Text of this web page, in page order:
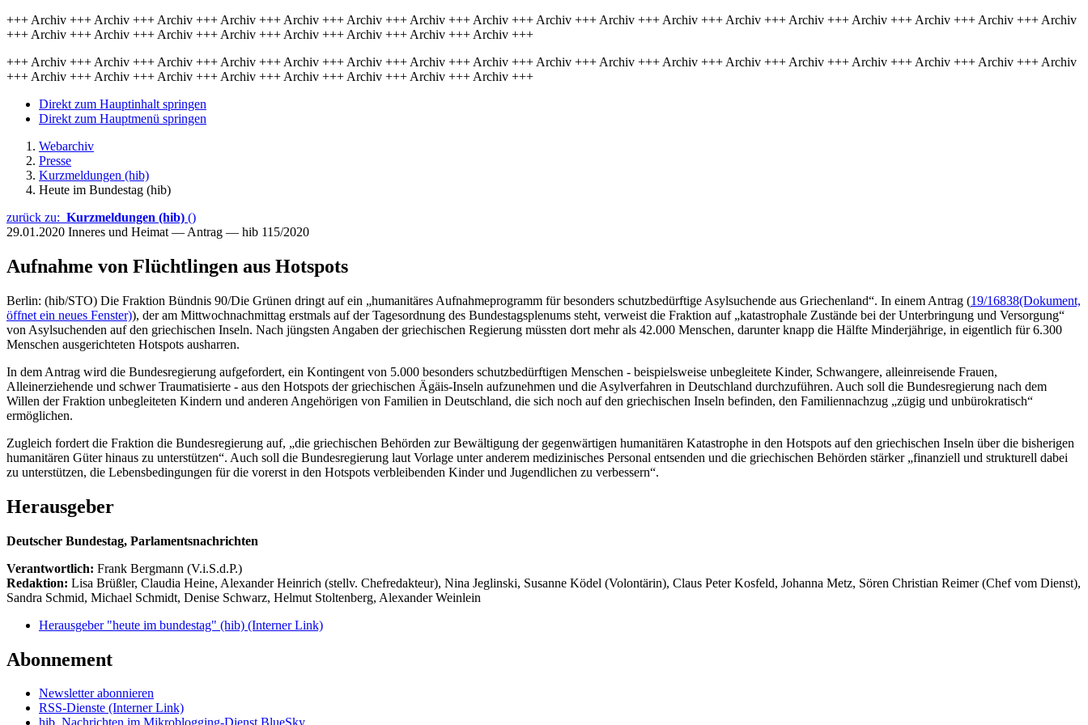
+++ Archiv +++ Archiv +++ Archiv +++ Archiv +++ Archiv +++ Archiv +++ Archiv +++ Archiv +++ Archiv +++ Archiv +++ Archiv +++ Archiv +++ Archiv +++ Archiv +++ Archiv +++ Archiv +++ Archiv
+++ Archiv +++ Archiv +++ Archiv +++ Archiv +++ Archiv +++ Archiv +++ Archiv +++ Archiv +++
+++ Archiv +++ Archiv +++ Archiv +++ Archiv +++ Archiv +++ Archiv +++ Archiv +++ Archiv +++ Archiv +++ Archiv +++ Archiv +++ Archiv +++ Archiv +++ Archiv +++ Archiv +++ Archiv +++ Archiv
+++ Archiv +++ Archiv +++ Archiv +++ Archiv +++ Archiv +++ Archiv +++ Archiv +++ Archiv +++
Direkt zum Hauptinhalt springen
Direkt zum Hauptmenü springen
Webarchiv
Presse
Kurzmeldungen (hib)
Heute im Bundestag (hib)
zurück zu: Kurzmeldungen (hib) ()
29.01.2020 Inneres und Heimat — Antrag — hib 115/2020
Aufnahme von Flüchtlingen aus Hotspots
Berlin: (hib/STO) Die Fraktion Bündnis 90/Die Grünen dringt auf ein „humanitäres Aufnahmeprogramm für besonders schutzbedürftige Asylsuchende aus Griechenland“. In einem Antrag (19/16838(Dokument,
öffnet ein neues Fenster)), der am Mittwochnachmittag erstmals auf der Tagesordnung des Bundestagsplenums steht, verweist die Fraktion auf „katastrophale Zustände bei der Unterbringung und Versorgung“
von Asylsuchenden auf den griechischen Inseln. Nach jüngsten Angaben der griechischen Regierung müssten dort mehr als 42.000 Menschen, darunter knapp die Hälfte Minderjährige, in eigentlich für 6.300
Menschen ausgerichteten Hotspots ausharren.
In dem Antrag wird die Bundesregierung aufgefordert, ein Kontingent von 5.000 besonders schutzbedürftigen Menschen - beispielsweise unbegleitete Kinder, Schwangere, alleinreisende Frauen,
Alleinerziehende und schwer Traumatisierte - aus den Hotspots der griechischen Ägäis-Inseln aufzunehmen und die Asylverfahren in Deutschland durchzuführen. Auch soll die Bundesregierung nach dem
Willen der Fraktion unbegleiteten Kindern und anderen Angehörigen von Familien in Deutschland, die sich noch auf den griechischen Inseln befinden, den Familiennachzug „zügig und unbürokratisch“
ermöglichen.
Zugleich fordert die Fraktion die Bundesregierung auf, „die griechischen Behörden zur Bewältigung der gegenwärtigen humanitären Katastrophe in den Hotspots auf den griechischen Inseln über die bisherigen
humanitären Güter hinaus zu unterstützen“. Auch soll die Bundesregierung laut Vorlage unter anderem medizinisches Personal entsenden und die griechischen Behörden stärker „finanziell und strukturell dabei
zu unterstützen, die Lebensbedingungen für die vorerst in den Hotspots verbleibenden Kinder und Jugendlichen zu verbessern“.
Herausgeber
Deutscher Bundestag, Parlamentsnachrichten
Verantwortlich: Frank Bergmann (V.i.S.d.P.)
Redaktion: Lisa Brüßler, Claudia Heine, Alexander Heinrich (stellv. Chefredakteur), Nina Jeglinski, Susanne Ködel (Volontärin), Claus Peter Kosfeld, Johanna Metz, Sören Christian Reimer (Chef vom Dienst),
Sandra Schmid, Michael Schmidt, Denise Schwarz, Helmut Stoltenberg, Alexander Weinlein
Herausgeber "heute im bundestag" (hib) (Interner Link)
Abonnement
Newsletter abonnieren
RSS-Dienste (Interner Link)